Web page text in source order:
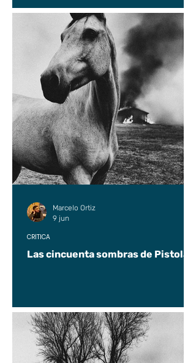
Las cincuenta sombras de Pistolas
CRÍTICA
Marcelo Ortiz
9 jun